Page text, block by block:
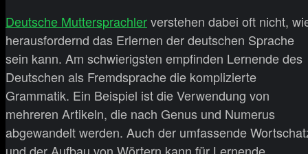
Deutsche Muttersprachlerverstehen dabei oft nicht,
herausfordernd das Erlernen der deutschen Sprache
sein kann. Am schwierigsten empfinden Lernende des
Deutschen als Fremdsprache die komplizierte
Grammatik. Ein Beispiel ist die Verwendung von
mehreren Artikeln, die nach Genus und Numerus
abgewandelt werden. Auch der umfassende